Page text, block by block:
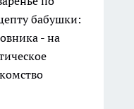
бабушки:
- на